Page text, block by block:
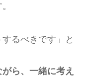
るべきです」と
ら、一緒に考え